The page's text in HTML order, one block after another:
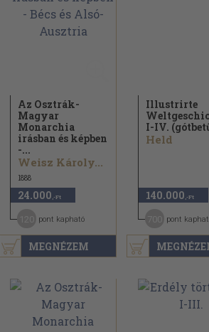
MEGNÉZEM
Az Osztrák-
Magyar
Monarchia
irásban és képben
-...
Weisz Károly...
1888
24.000 ,-Ft
pont kapható
Illustrirte
I-IV.
Held
140.000 ,-Ft
pont